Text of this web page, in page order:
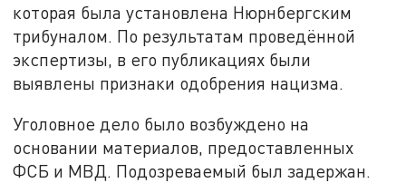
которая была установлена Нюрнбергским
трибуналом. По результатам проведённой
экспертизы, в его публикациях были
выявлены признаки одобрения нацизма.
Уголовное дело было возбуждено на
основании материалов, предоставленных
ФСБ и МВД. Подозреваемый был задержан.